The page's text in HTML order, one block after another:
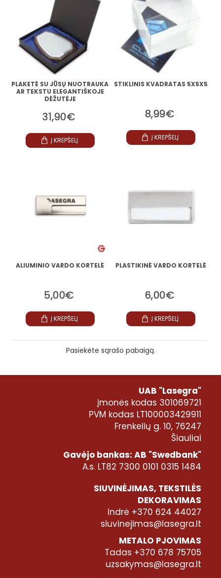
PLAKETĖ SU JŪSŲ NUOTRAUKA
AR TEKSTU ELEGANTIŠKOJE
DĖŽUTĖJE
31,90€
Į KREPŠELĮ
STIKLINIS KVADRATAS 5X5X5
8,99€
Į KREPŠELĮ
ALIUMINIO VARDO KORTELĖ
5,00€
Į KREPŠELĮ
PLASTIKINĖ VARDO KORTELĖ
6,00€
Į KREPŠELĮ
Pasiekėte sąrašo pabaigą.
UAB "Lasegra"
Įmonės kodas 301069721
PVM kodas LT100003429911
Frenkelių g. 10, 76247
Šiauliai
Gavėjo bankas: AB "Swedbank"
A.s. LT82 7300 0101 0315 1484
SIUVINĖJIMAS, TEKSTILĖS
DEKORAVIMAS
Indrė +370 624 44027
siuvinejimas@lasegra.lt
METALO PJOVIMAS
Tadas +370 678 75705
uzsakymas@lasegra.lt